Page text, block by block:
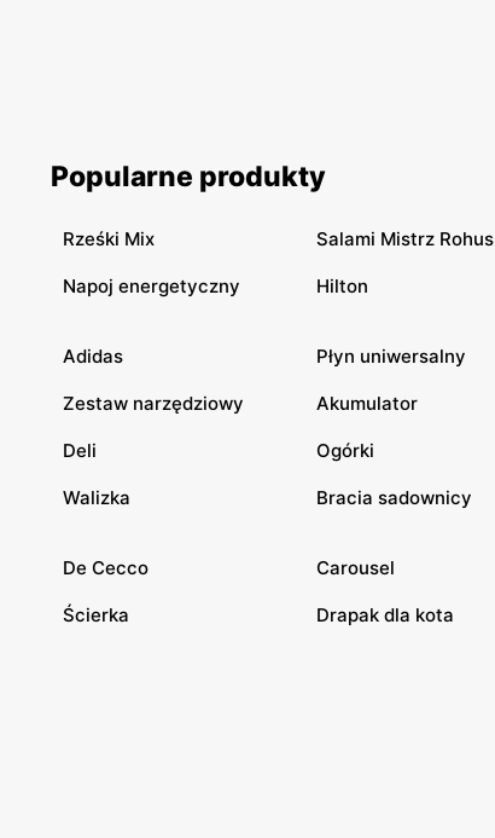
Popularne produkty
Rześki Mix Salami Mistrz Rohus
Napoj energetyczny Hilton
Adidas Płyn uniwersalny
Zestaw narzędziowy Akumulator
Deli Ogórki
Walizka Bracia sadownicy
De Cecco Carousel
Ścierka Drapak dla kota